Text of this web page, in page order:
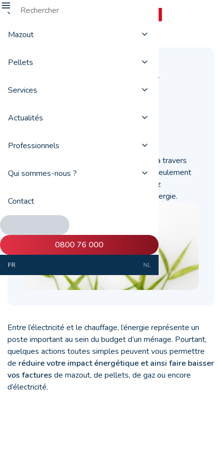
Mazout
Pellets
Services
Actualités
Professionnels
Qui sommes-nous ?
Contact
0800 76 000
FR NL
Réduire son impact
énergétique au
quotidien
En réduisant votre impact énergétique à travers
quelques éco-gestes, vous faites non seulement
une fleur à la nature, mais vous diminuez
également votre budget consacré à l’énergie.
Entre l’électricité et le chauffage, l’énergie représente un
poste important au sein du budget d’un ménage. Pourtant,
quelques actions toutes simples peuvent vous permettre
de réduire votre impact énergétique et ainsi faire baisser
vos factures de mazout, de pellets, de gaz ou encore
d’électricité.